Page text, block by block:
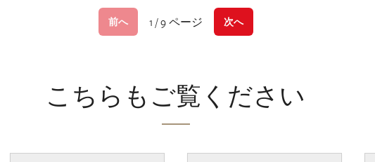
前へ 1 / 9 ページ 次へ
こちらもご覧ください